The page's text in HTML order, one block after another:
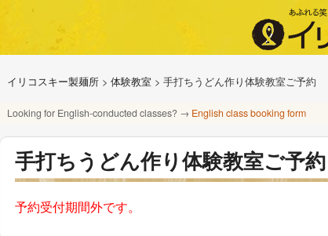
イリコスキー製麺所 > 体験教室 > 手打ちうどん作り体験教室ご予約
Looking for English-conducted classes? → English class booking form
手打ちうどん作り体験教室ご予約
予約受付期間外です。